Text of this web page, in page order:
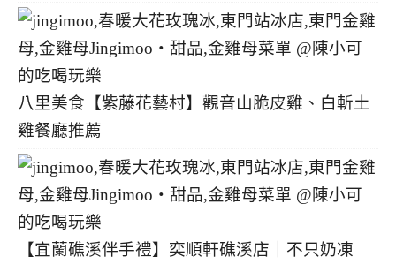
八里美食【紫藤花藝村】觀音山脆皮雞、白斬土
雞餐廳推薦
【宜蘭礁溪伴手禮】奕順軒礁溪店｜不只奶凍